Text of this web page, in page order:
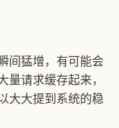
间猛增，有可能会
请求缓存起来，
大大提到系统的稳